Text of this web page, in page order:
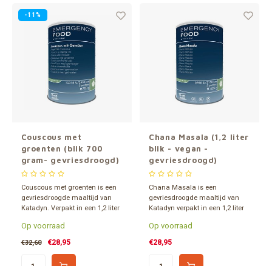
-11%
Couscous met
groenten (blik 700
gram- gevriesdroogd)
Couscous met groenten is een
gevriesdroogde maaltijd van
Katadyn. Verpakt in een 1,2 liter
Inhoud goed voor 5 porties.
Op voorraad
€32,60 €28,95
Chana Masala (1,2 liter
blik - vegan -
gevriesdroogd)
Chana Masala is een
gevriesdroogde maaltijd van
Katadyn verpakt in een 1,2 liter
houdbaar. Inhoud goed voor 5
porties. Geschikt voor
veganisten en vegetariërs.
Lactose-vrij.
Op voorraad
€28,95